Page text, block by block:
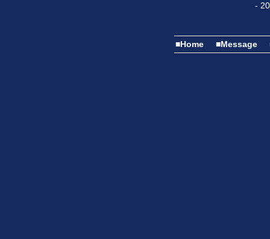
-
■Message
■Home